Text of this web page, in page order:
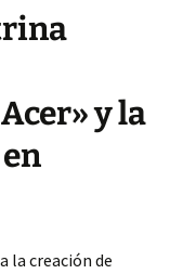
y la
la creación de